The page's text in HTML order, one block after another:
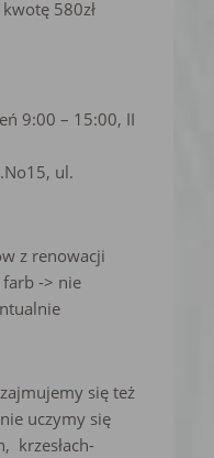
580zł
9:00 – 15:00, II
ul.
z renowacji
-> nie
się też
uczymy się
krzesłach-